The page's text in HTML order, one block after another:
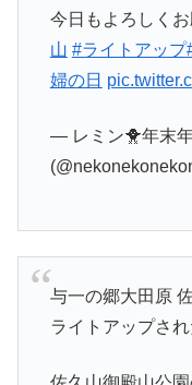
今日もよろしく
山 #ライトアップ
婦の日
— レミン🐥年末
与一の郷大田原
ライトアップさ